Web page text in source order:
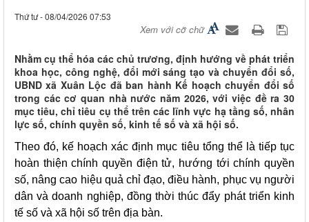
Thứ tư - 08/04/2026 07:53
Xem với cỡ chữ
Nhằm cụ thể hóa các chủ trương, định hướng về phát triển
khoa học, công nghệ, đổi mới sáng tạo và chuyển đổi số,
UBND xã Xuân Lộc đã ban hành Kế hoạch chuyển đổi số
trong các cơ quan nhà nước năm 2026, với việc đề ra 30
mục tiêu, chỉ tiêu cụ thể trên các lĩnh vực hạ tầng số, nhân
lực số, chính quyền số, kinh tế số và xã hội số.
Theo đó, kế hoạch xác định mục tiêu tổng thể là tiếp tục
hoàn thiện chính quyền điện tử, hướng tới chính quyền
số, nâng cao hiệu quả chỉ đạo, điều hành, phục vụ người
dân và doanh nghiệp, đồng thời thúc đẩy phát triển kinh
tế số và xã hội số trên địa bàn.